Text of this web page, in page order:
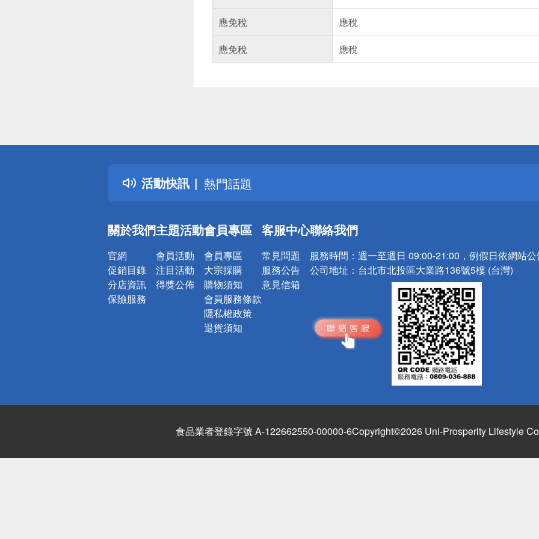
應免稅
應稅
應免稅
應稅
活動快訊
詐騙網頁！請小心！
得獎公告
熱門話題
銀行優惠
詐騙網頁！請小心！
關於我們
官網
促銷目錄
分店資訊
保險服務
主題活動
會員活動
注目活動
得獎公佈
會員專區
會員專區
大宗採購
購物須知
會員服務條款
隱私權政策
退貨須知
客服中心
常見問題
服務公告
意見信箱
聯絡我們
服務時間： 週一至週日 09:00-21:00，例假日依網站
公司地址： 台北市北投區大業路136號5樓 (台灣)
食品業者登錄字號 A-122662550-00000-6Copyright©2026 Uni-Prosperity Lifestyle